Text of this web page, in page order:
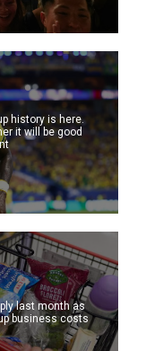
history is here.
it will be good
last month as
business costs